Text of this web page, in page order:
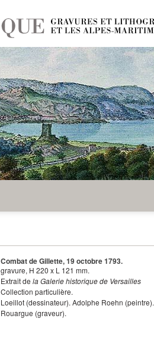
Combat de Gillette, 19 octobre 1793.
gravure, H 220 x L 121 mm.
Extrait de la Galerie historique de Versailles
Collection particulière.
Loeillot (dessinateur). Adolphe Roehn (peintre).
Rouargue (graveur).